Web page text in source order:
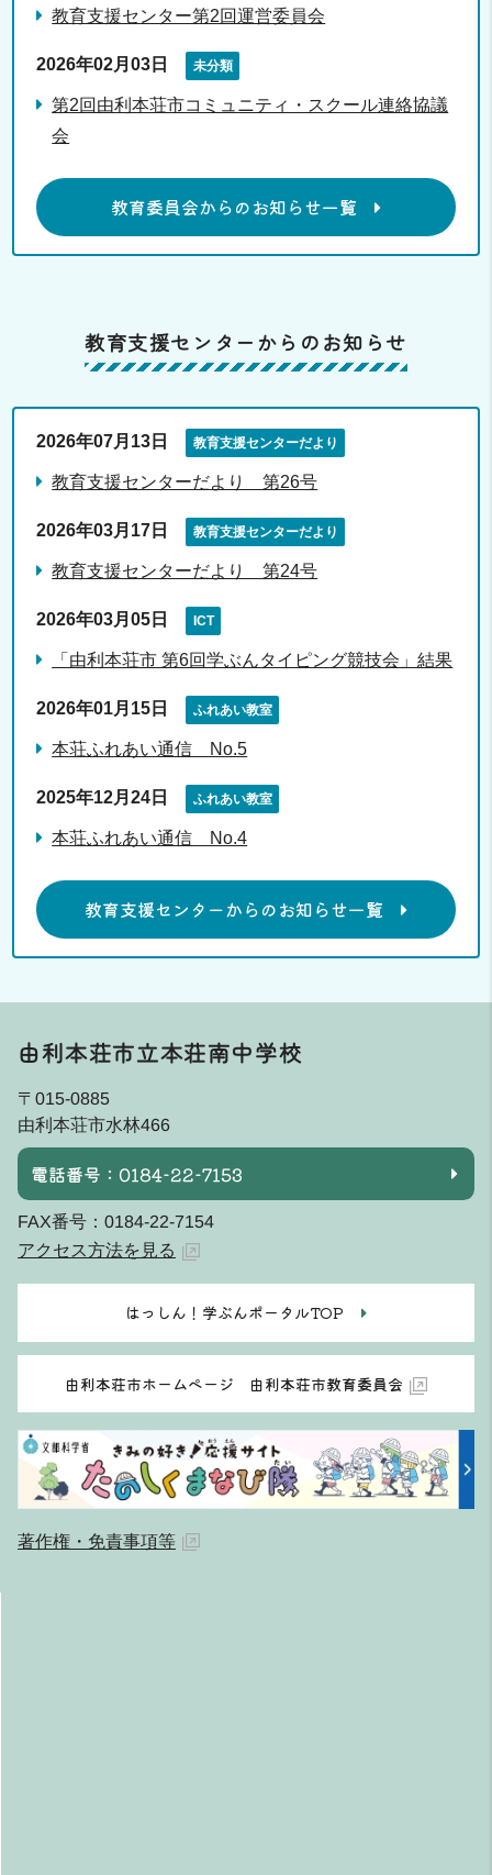
教育支援センター第2回運営委員会
2026年02月03日 未分類
第2回由利本荘市コミュニティ・スクール連絡協議
会
教育委員会からのお知らせ一覧
教育支援センターからのお知らせ
2026年07月13日 教育支援センターだより
教育支援センターだより 第26号
2026年03月17日 教育支援センターだより
教育支援センターだより 第24号
2026年03月05日 ICT
「由利本荘市 第6回学ぶんタイピング競技会」結果
2026年01月15日 ふれあい教室
本荘ふれあい通信 No.5
2025年12月24日 ふれあい教室
本荘ふれあい通信 No.4
教育支援センターからのお知らせ一覧
由利本荘市立本荘南中学校
〒015-0885
由利本荘市水林466
電話番号：0184-22-7153
FAX番号：0184-22-7154
アクセス方法を見る
はっしん！学ぶんポータルTOP
由利本荘市ホームページ 由利本荘市教育委員会
著作権・免責事項等